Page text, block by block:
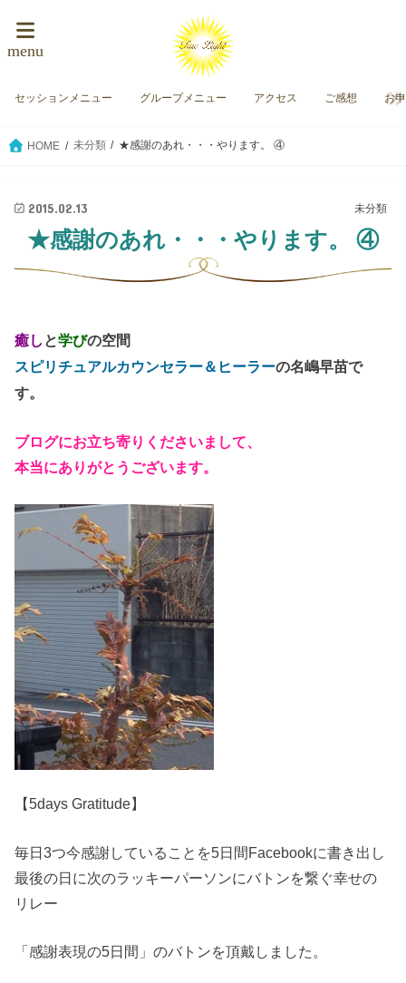
menu
セッションメニュー グループメニュー アクセス ご感想 お
HOME 未分類 ★感謝のあれ・・・やります。 ④
未分類
2015.02.13
★感謝のあれ・・・やります。 ④
癒し と学びの空間
スピリチュアルカウンセラー＆ヒーラーの名嶋早苗で
す。
ブログにお立ち寄りくださいまして、
本当にありがとうございます。
【5days Gratitude】
毎日3つ今感謝していることを5日間Facebookに書き出し
最後の日に次のラッキーパーソンにバトンを繋ぐ幸せの
リレー
「感謝表現の5日間」のバトンを頂戴しました。